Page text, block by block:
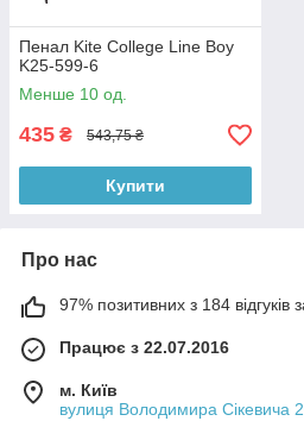
Пенал Kite College Line Boy
K25-599-6
Менше 10 од.
435 ₴ 543,75 ₴
Купити
Про нас
97% позитивних з 184 відгуків
Працює з 22.07.2016
м. Київ
вулиця Володимира Сікевича